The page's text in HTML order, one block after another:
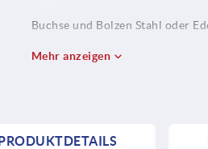
Buchse und Bolzen Stahl oder
Mehr anzeigen